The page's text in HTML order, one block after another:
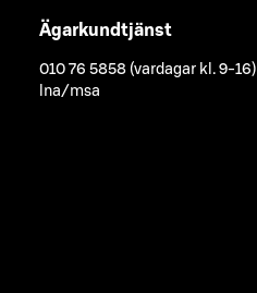
Ägarkundtjänst
010 76 5858 (vardagar kl. 9-16)
lna/msa